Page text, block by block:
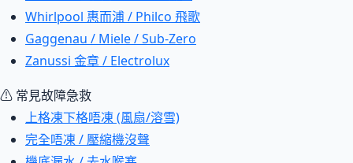
Whirlpool 惠而浦 / Philco 飛歌
Gaggenau / Miele / Sub-Zero
Zanussi 金章 / Electrolux
⚠ 常見故障急救
上格凍下格唔凍 (風扇/溶雪)
完全唔凍 / 壓縮機沒聲